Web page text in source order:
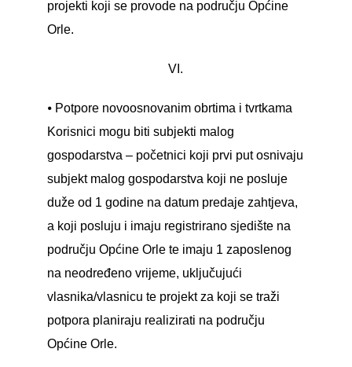
projekti koji se provode na području Općine
Orle.
VI.
⦁ Potpore novoosnovanim obrtima i tvrtkama
Korisnici mogu biti subjekti malog
gospodarstva – početnici koji prvi put osnivaju
subjekt malog gospodarstva koji ne posluje
duže od 1 godine na datum predaje zahtjeva,
a koji posluju i imaju registrirano sjedište na
području Općine Orle te imaju 1 zaposlenog
na neodređeno vrijeme, uključujući
vlasnika/vlasnicu te projekt za koji se traži
potpora planiraju realizirati na području
Općine Orle.